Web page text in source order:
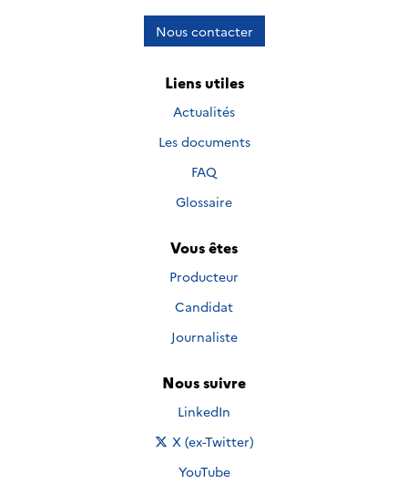
Nous contacter
Liens utiles
Actualités
Les documents
FAQ
Glossaire
Vous êtes
Producteur
Candidat
Journaliste
Nous suivre
Nous suivre sur
LinkedIn
Nous suivre sur
X (ex-Twitter)
Nous suivre sur
YouTube